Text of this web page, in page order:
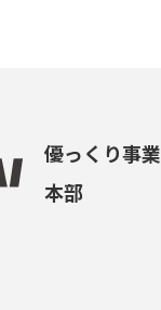
優っくり事業
本部